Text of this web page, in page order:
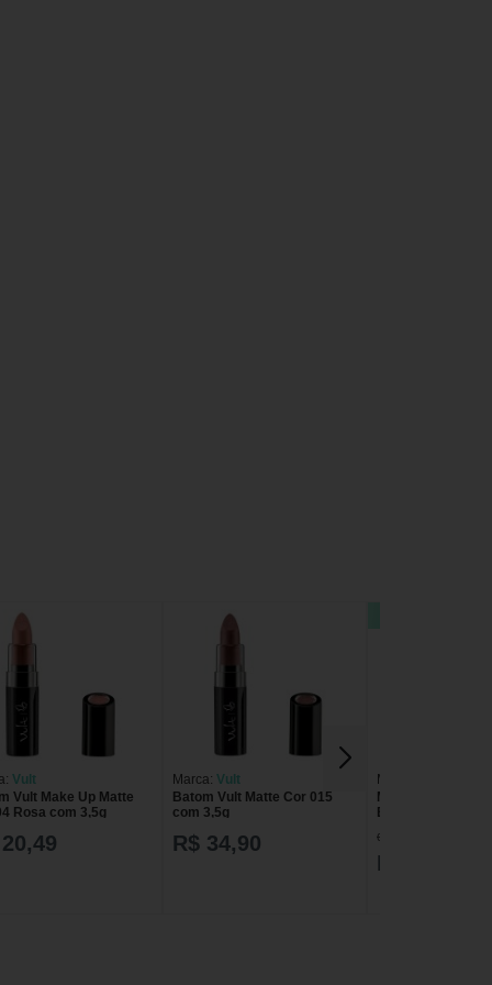
Vult
Vult Make Up Matte
Rosa com 3,5g
Marca: Vult
Batom Vult Matte Cor 015
com 3,5g
R$ 34,90
Marca:
Milani Rebel
de R$ 119,00
R$ 85,00